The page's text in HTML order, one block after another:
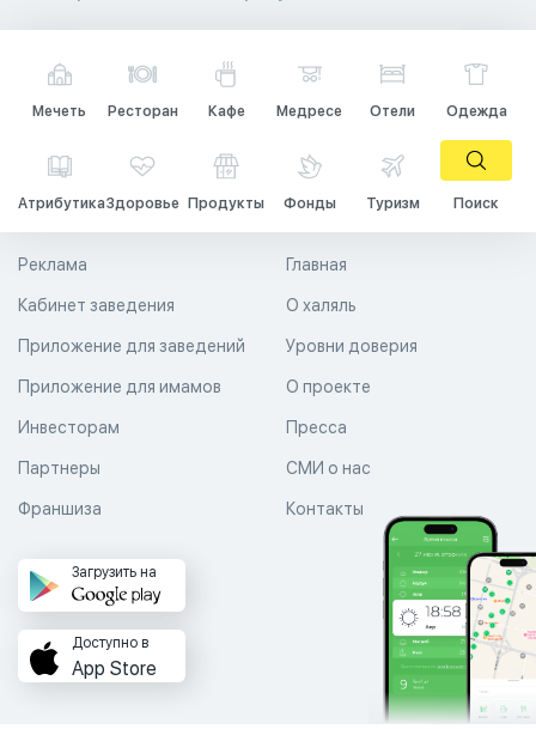
Мечеть Ресторан Кафе Медресе Отели Одежда
АтрибутикаЗдоровье Продукты Фонды Туризм Поиск
Главная
О халяль
Уровни доверия
Реклама
Кабинет заведения
Приложение для заведений
Приложение для имамов О проекте
Пресса
СМИ о нас
Контакты
Инвесторам
Партнеры
Франшиза
Загрузить на
Доступно в
App Store